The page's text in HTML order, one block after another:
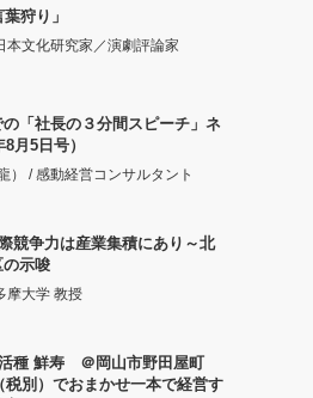
狩り」
本文化研究家／演劇評論家
「社長の３分間スピーチ」ネ
月5日号）
） / 感動経営コンサルタント
競争力は産業集積にあり～北
の示唆
大学 教授
種 鮮寿 ＠岡山市野田屋町
税別）でおまかせ一本で経営す